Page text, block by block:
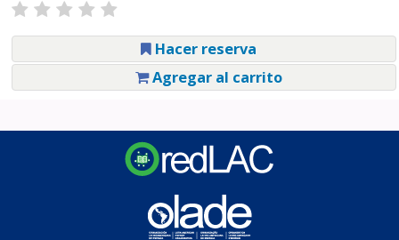
Hacer reserva
Agregar al carrito